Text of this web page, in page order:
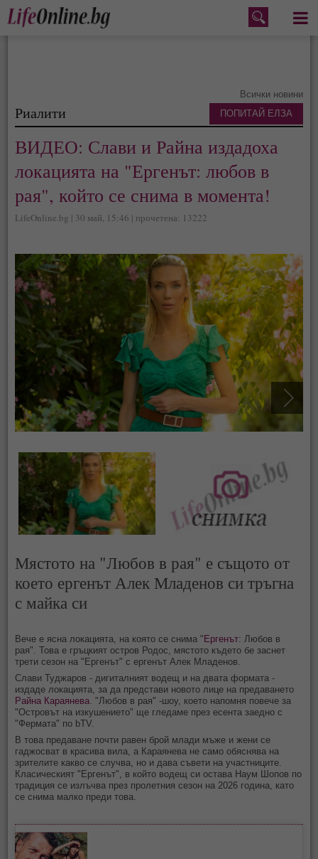
Меню
Всички новини
Риалити
ВИДЕО: Слави и Райна издадоха
локацията на "Ергенът: любов в
рая", който се снима в момента!
LifeOnline.bg | 30 май, 15:46 | прочетена: 13222
Мястото на "Любов в рая" е същото от
което ергенът Алек Младенов си тръгна
с майка си
Вече е ясна локацията, на която се снима " Ергенът: Любов в
рая". Това е гръцкият остров Родос, мястото където бе заснет
трети сезон на "Ергенът" с ергенът Алек Младенов.
Слави Туджаров - дигиталният водещ и на двата формата -
издаде локацията, за да представи новото лице на предаването
Райна Караянева. "Любов в рая" -шоу, което напомня повече за
"Островът на изкушението" ще гледаме през есента заедно с
"Фермата" по bTV.
В това предаване почти равен брой млади мъже и жени се
гаджосват в красива вила, а Караянева не само обяснява на
зрителите какво се случва, но и дава съвети на участниците.
Класическият "Ергенът", в който водещ си остава Наум Шопов по
традиция се излъчва през пролетния сезон на 2026 година, като
се снима малко преди това.
ПОПИТАЙ ЕЛЗА